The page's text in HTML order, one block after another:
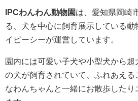
IPCわんわん動物園は、愛知県岡崎
る、犬を中心に飼育展示している
イピーシーが運営しています。
園内には可愛い子犬や小型犬から
の犬が飼育されていて、ふれあえる
なわんちゃんと一緒にお散歩した